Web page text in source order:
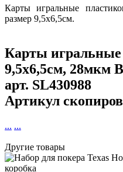
Карты игральные
размер 9,5х6,5см.
Карты
9,5х6,5см, 28мкм
арт. SL430988
Артикул
... ...
Другие товары